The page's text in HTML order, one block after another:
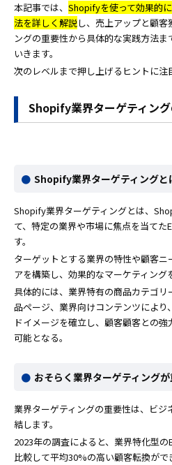
本記事では、 Shopifyを使って効果的
法を詳しく解説し、売上アップと顧
ングの重要性から具体的な実践方法
いきます。
次のレベルまで押し上げるヒントに注
Shopify業界ターゲティン
Shopify業界ターゲティングと
Shopify業界ターゲティングとは、
て、特定の業界や市場に焦点を当てた
す。
ターゲットとする業界の特性や顧客
アを構築し、効果的なマーケティング
具体的には、業界特有の商品カテゴ
品ページ、業界向けコンテンツによ
ドイメージを確立し、顧客顧客との
可能となる。
おそらく業界ターゲティング
業界ターゲティングの重要性は、ビ
結します。
2023年の調査によると、業界特化型
比較して平均30%の高い顧客転換がで